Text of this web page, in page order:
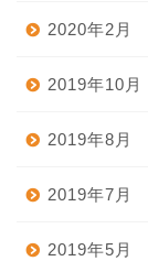
2020年2月
2019年10月
2019年8月
2019年7月
2019年5月